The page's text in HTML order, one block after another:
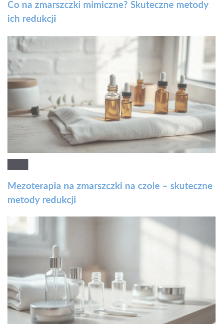
Co na zmarszczki mimiczne? Skuteczne metody
ich redukcji
Mezoterapia na zmarszczki na czole – skuteczne
metody redukcji